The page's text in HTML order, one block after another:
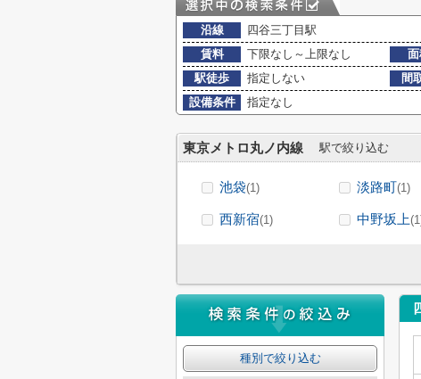
沿線
四谷三丁目駅
賃料
下限なし～上限なし
駅徒歩
指定しない 間
設備条件
指定なし
東京メトロ丸ノ内線 駅で絞り込む
池袋(1) 淡路町(1)
西新宿(1) 中野坂上
種別で絞り込む